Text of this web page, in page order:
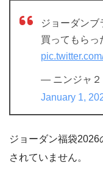
ジョーダンブ
買ってもらっ
— ニンジャ２
January 1,
ジョーダン福袋
されていません。